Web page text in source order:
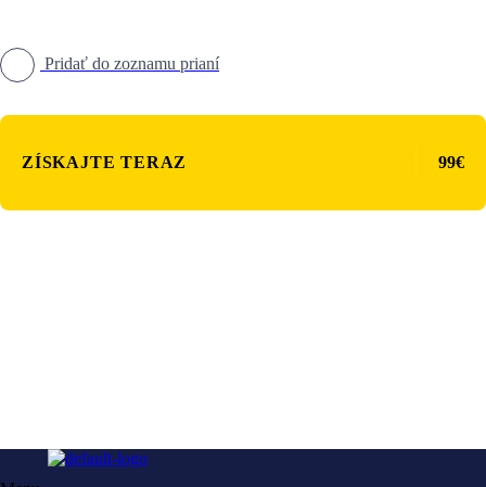
Pridať do zoznamu prianí
ZÍSKAJTE TERAZ 99€